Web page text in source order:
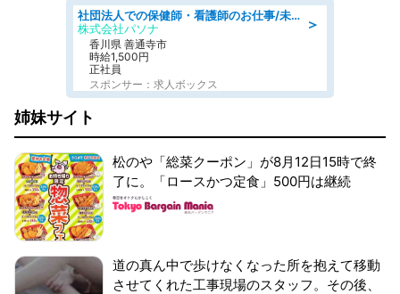
＞
社団法人での保健師・看護師のお仕事/未経験OK/要資格:普通免許、保健師、正看護師
株式会社パソナ
香川県 善通寺市
時給1,500円
正社員
スポンサー：求人ボックス
姉妹サイト
松のや「総菜クーポン」が8月12日15時で終
了に。「ロースかつ定食」500円は継続
道の真ん中で歩けなくなった所を抱えて移動
させてくれた工事現場のスタッフ。その後、